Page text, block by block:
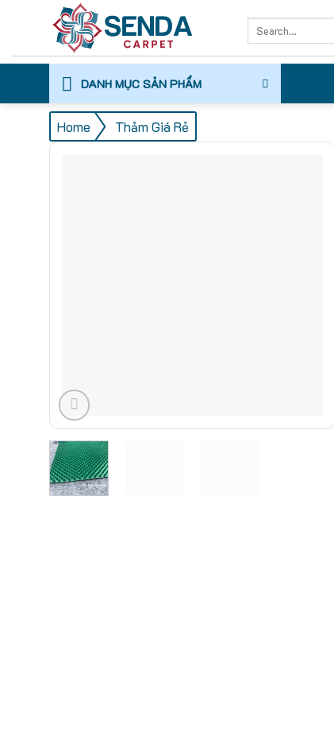
for:
DANH MỤC SẢN PHẨM
Home / Thảm Giá Rẻ